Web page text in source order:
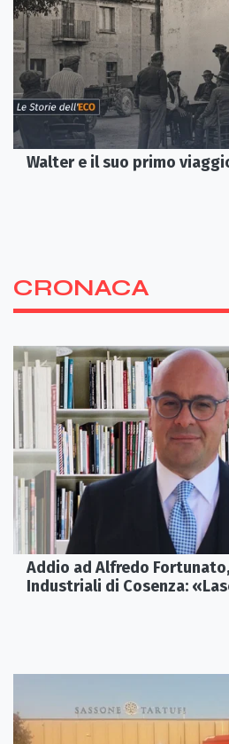
Walter e il suo primo
CRONACA
Addio ad Alfredo
Industriali di Cosenza: